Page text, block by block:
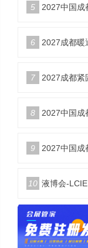
5 2027中国成都国
6 2027成都暖通热
7 2027成都紧固
8 2027中国成都家具
9 2027中国成都铸
10 液博会-LCIE 2027第